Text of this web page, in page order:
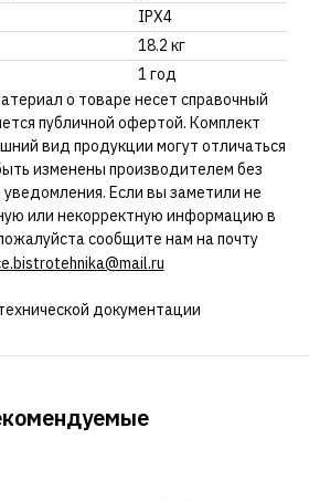
IPX4
18.2 кг
1 год
о товаре несет справочный
публичной офертой. Комплект
вид продукции могут отличаться
изменены производителем без
Если вы заметили не
или некорректную информацию в
сообщите нам на почту
документации